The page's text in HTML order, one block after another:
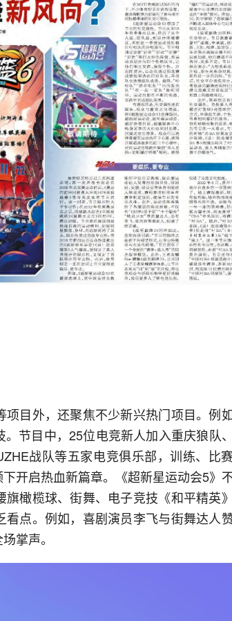
目外，还聚焦不少新兴热门项目。例如
节目中，25位电竞新人加入重庆狼队
战队等五家电竞俱乐部，训练、比赛
开启热血新篇章。《超新星运动会5》
橄榄球、街舞、电子竞技《和平精英
点。例如，喜剧演员李飞与街舞达人
掌声。